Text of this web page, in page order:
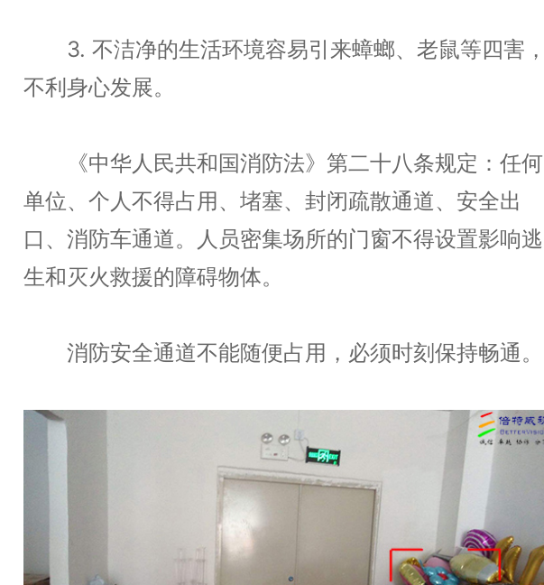
3. 不洁净的生活环境容易引来蟑螂、老鼠等四害，
不利身心发展。
《中华人民共和国消防法》第二十八条规定：任何
单位、个人不得占用、堵塞、封闭疏散通道、安全出
口、消防车通道。人员密集场所的门窗不得设置影响逃
生和灭火救援的障碍物体。
消防安全通道不能随便占用，必须时刻保持畅通。